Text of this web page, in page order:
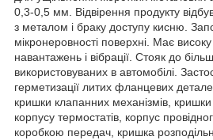
0,3-0,5 мм. Відвірення продукту
з металом і браку доступу кисню.
мікронеровності поверхні. Має високу
навантажень і вібрації. Стояк до
використовуваних в автомобілі.
герметизації литих фланцевих
кришки клапанних механізмів,
корпусу термостатів, корпус
коробкою передач, кришка